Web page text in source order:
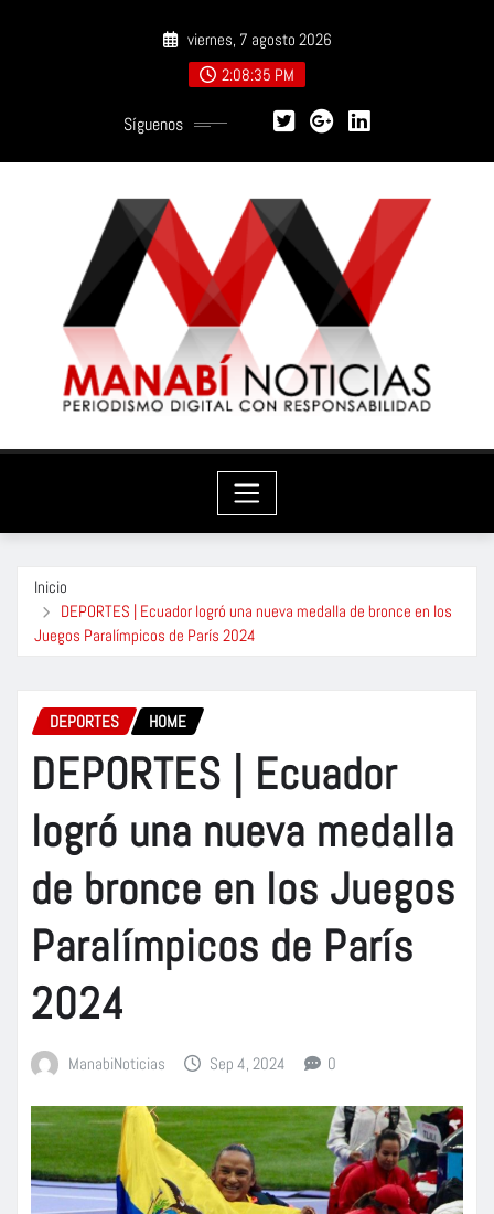
viernes, 7 agosto 2026
2:08:36 PM
Síguenos
Inicio
DEPORTES | Ecuador logró una nueva medalla de bronce en los
Juegos Paralímpicos de París 2024
DEPORTES HOME
DEPORTES | Ecuador
logró una nueva medalla
de bronce en los Juegos
Paralímpicos de París
2024
ManabiNoticias Sep 4, 2024 0